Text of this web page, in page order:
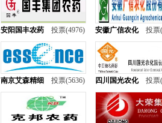
安阳国丰农药 投票(4976) 安徽广信农化 投票
南京艾森精细 投票(5636) 四川国光农化 投票